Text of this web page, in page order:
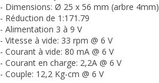
- Dimensions: Ø 25 x 56 mm (arbre 4mm)
- Réduction de 1:171.79
- Alimentation 3 à 9 V
- Vitesse à vide: 33 rpm @ 6 V
- Courant à vide: 80 mA @ 6 V
- Courant en charge: 2,2A @ 6 V
- Couple: 12,2 Kg-cm @ 6 V